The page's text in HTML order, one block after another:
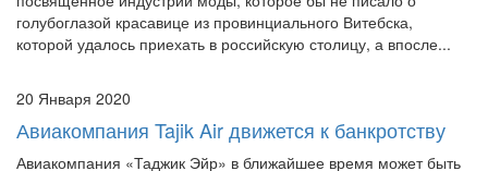
посвященное индустрии моды, которое бы не писало о
голубоглазой красавице из провинциального Витебска,
Авиакомпания Tajik Air движется к банкротству